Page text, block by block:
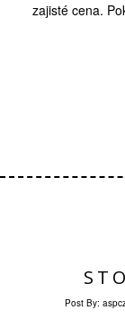
zajisté cena.
Post By: